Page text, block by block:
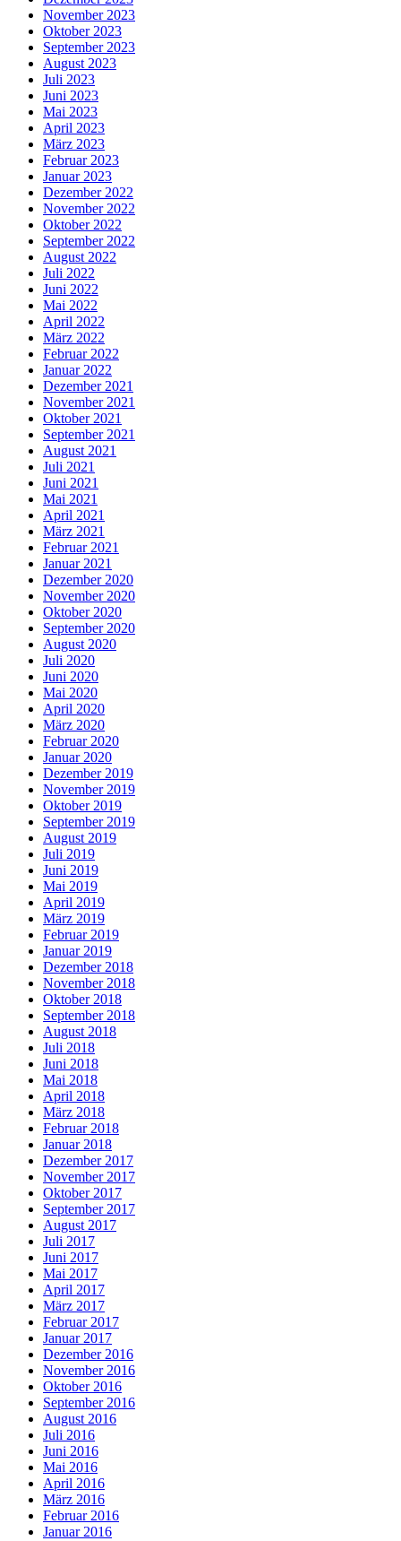
November 2023
Oktober 2023
September 2023
August 2023
Juli 2023
Juni 2023
Mai 2023
April 2023
März 2023
Februar 2023
Januar 2023
Dezember 2022
November 2022
Oktober 2022
September 2022
August 2022
Juli 2022
Juni 2022
Mai 2022
April 2022
März 2022
Februar 2022
Januar 2022
Dezember 2021
November 2021
Oktober 2021
September 2021
August 2021
Juli 2021
Juni 2021
Mai 2021
April 2021
März 2021
Februar 2021
Januar 2021
Dezember 2020
November 2020
Oktober 2020
September 2020
August 2020
Juli 2020
Juni 2020
Mai 2020
April 2020
März 2020
Februar 2020
Januar 2020
Dezember 2019
November 2019
Oktober 2019
September 2019
August 2019
Juli 2019
Juni 2019
Mai 2019
April 2019
März 2019
Februar 2019
Januar 2019
Dezember 2018
November 2018
Oktober 2018
September 2018
August 2018
Juli 2018
Juni 2018
Mai 2018
April 2018
März 2018
Februar 2018
Januar 2018
Dezember 2017
November 2017
Oktober 2017
September 2017
August 2017
Juli 2017
Juni 2017
Mai 2017
April 2017
März 2017
Februar 2017
Januar 2017
Dezember 2016
November 2016
Oktober 2016
September 2016
August 2016
Juli 2016
Juni 2016
Mai 2016
April 2016
März 2016
Februar 2016
Januar 2016